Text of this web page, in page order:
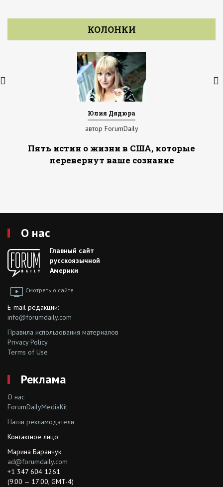
КОЛОНКИ
Юлия Дядюра
автор ForumDaily
Пять истин о жизни в США, которые
перевернут ваше сознание
О нас
Главный сайт
русскоязычной
Америки
Смотреть о сайте
E-mail редакции:
info@forumdaily.com
Правила использования материалов
Privacy Policy
Terms of Use
Реклама
О нас
ForumDailyMediaKit
Наши рекламодатели
Контактное лицо:
Марина Баранчук
ad@forumdaily.com
+1 347 604 1261
(9:00 — 17:00, GMT-4)